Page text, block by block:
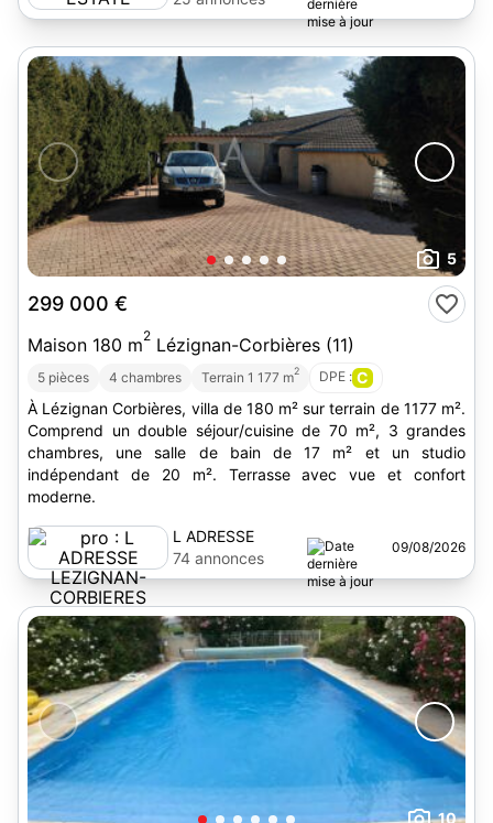
5
299 000 €
Maison 180 m2 Lézignan-Corbières (11)
5 pièces 4 chambres Terrain 1 177 m2 DPE : C
À Lézignan Corbières, villa de 180 m² sur terrain de 1177 m².
Comprend un double séjour/cuisine de 70 m², 3 grandes
chambres, une salle de bain de 17 m² et un studio
indépendant de 20 m². Terrasse avec vue et confort
moderne.
L ADRESSE
LEZIGNAN-
CORBIERES
74 annonces
09/08/2026
10